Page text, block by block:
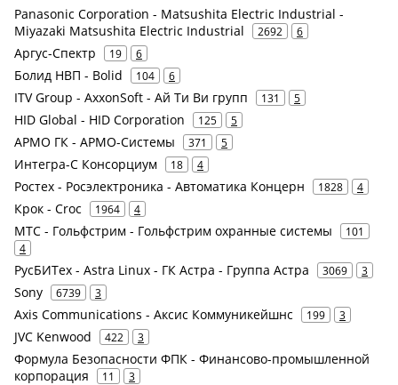
Panasonic Corporation - Matsushita Electric Industrial -
Miyazaki Matsushita Electric Industrial
2692 6
Аргус-Спектр 19 6
Болид НВП - Bolid 104 6
ITV Group - AxxonSoft - Ай Ти Ви групп 131 5
HID Global - HID Corporation 125 5
АРМО ГК - АРМО-Системы 371 5
Интегра-С Консорциум 18 4
Ростех - Росэлектроника - Автоматика Концерн 1828 4
Крок - Croc 1964 4
МТС - Гольфстрим - Гольфстрим охранные системы
101
4
РусБИТех - Astra Linux - ГК Астра - Группа Астра 3069 3
Sony 6739 3
Axis Communications - Аксис Коммуникейшнс 199 3
JVC Kenwood 422 3
Формула Безопасности ФПК - Финансово-промышленной
корпорация
11 3